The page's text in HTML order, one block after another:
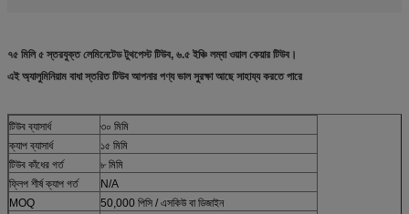
৭৫ মিলি ৫ স্তরযুক্ত লেমিনেটেড টুথপেস্ট টিউব, ৬.৫ ইঞ্চি লম্বা ওয়াল কেয়ার টিউব।
এই অ্যালুমিনিয়াম বাধা স্তরিত টিউব আপনার পণ্য ভাল সুরক্ষা আছে সাহায্য করতে পারে
টিউব ব্যাসার্ধ
৩০ মিমি
ক্যাপ ব্যাসার্ধ
১৫ মিমি
টিউব কাঁধের গর্ত
৮ মিমি
ফ্লিপ শীর্ষ ক্যাপ গর্ত
N/A
MOQ
50,000 পিসি / এসকিউ বা ডিজাইন